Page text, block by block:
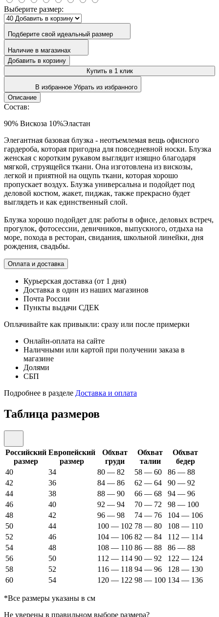
Выберите размер:
Подберите свой идеальный размер
Наличие в магазинах
Добавить в корзину
Купить в 1 клик
В избранное Убрать из избранного
Описание
Состав:
90% Вискоза 10%Эластан
Элегантная базовая блузка - неотъемлемая вещь офисного
гардероба, которая пригодна для повседневной носки. Блузка
женская с коротким рукавом выглядит изящно благодаря
мягкой, струящейся ткани. Она изготовлена из вискозы,
легкой и приятной на ощупь ткани, которая хорошо
пропускает воздух. Блузка универсальна и подойдет под
деловой костюм, жакет, пиджак, также прекрасно будет
выглядеть и как единственный слой.
Блузка хорошо подойдет для: работы в офисе, деловых встреч,
прогулок, фотосессии, девичников, выпускного, отдыха на
море, похода в ресторан, свидания, школьной линейки, дня
рождения, свадьбы.
Оплата и доставка
Курьерская доставка (от 1 дня)
Доставка в один из наших магазинов
Почта России
Пункты выдачи СДЕК
Оплачивайте как привыкли: сразу или после примерки
Онлайн-оплата на сайте
Наличными или картой при получении заказа в
магазине
Долями
СБП
Подробнее в разделе Доставка и оплата
Таблица размеров
Российский
размер
Европейский
размер
Обхват
груди
Обхват
талии
Обхват
бедер
40
34 80 — 82 58 — 60
86 — 88
42
36 84 — 86 62 — 64
90 — 92
44
38 88 — 90 66 — 68
94 — 96
46
40 92 — 94 70 — 72
98 — 100
48
42 96 — 98 74 — 76
104 — 106
50
44 100 — 102 78 — 80
108 — 110
52
46 104 — 106 82 — 84
112 — 114
54
48 108 — 110 86 — 88
86 — 88
56
50 112 — 114 90 — 92
122 — 124
58
52 116 — 118 94 — 96
128 — 130
60
54 120 — 122 98 — 100 134 — 136
*Все размеры указаны в см
Не уверены в правильном выборе размера?